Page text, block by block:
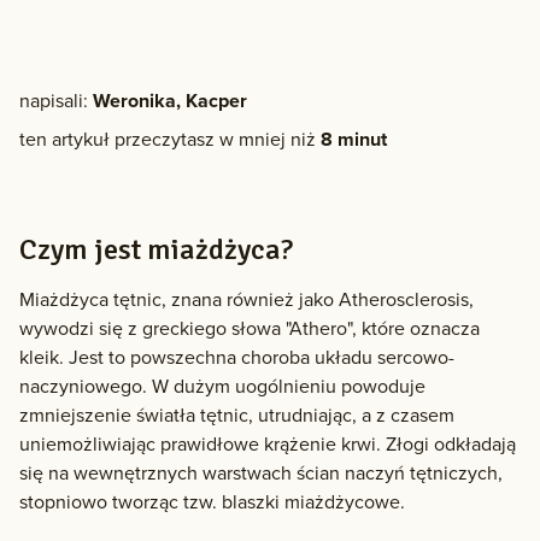
napisali: Weronika, Kacper
ten artykuł przeczytasz w mniej niż 8 minut
Czym jest miażdżyca?
Miażdżyca tętnic, znana również jako Atherosclerosis,
wywodzi się z greckiego słowa "Athero", które oznacza
kleik. Jest to powszechna choroba układu sercowo-
naczyniowego. W dużym uogólnieniu powoduje
zmniejszenie światła tętnic, utrudniając, a z czasem
uniemożliwiając prawidłowe krążenie krwi. Złogi odkładają
się na wewnętrznych warstwach ścian naczyń tętniczych,
stopniowo tworząc tzw. blaszki miażdżycowe.